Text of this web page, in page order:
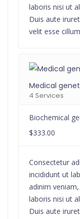
laboris nisi ut
Duis aute
velit esse
Medical
4 Services
Biochemical
$333.00
Consectetur
incididunt ut
adinim
laboris nisi ut
Duis aute